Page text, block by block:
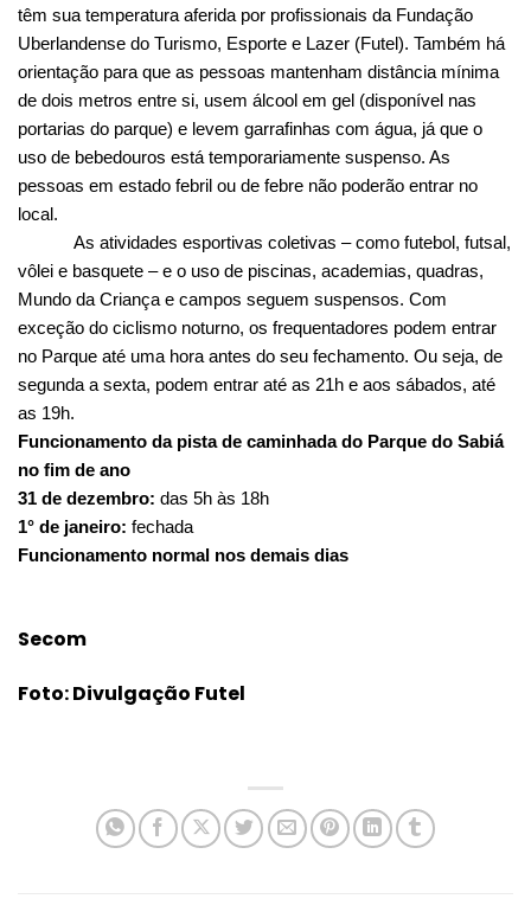
têm sua temperatura aferida por profissionais da Fundação
Uberlandense do Turismo, Esporte e Lazer (Futel). Também há
orientação para que as pessoas mantenham distância mínima
de dois metros entre si, usem álcool em gel (disponível nas
portarias do parque) e levem garrafinhas com água, já que o
uso de bebedouros está temporariamente suspenso. As
pessoas em estado febril ou de febre não poderão entrar no
local.
As atividades esportivas coletivas – como futebol, futsal,
vôlei e basquete – e o uso de piscinas, academias, quadras,
Mundo da Criança e campos seguem suspensos. Com
exceção do ciclismo noturno, os frequentadores podem entrar
no Parque até uma hora antes do seu fechamento. Ou seja, de
segunda a sexta, podem entrar até as 21h e aos sábados, até
as 19h.
Funcionamento da pista de caminhada do Parque do Sabiá
no fim de ano
31 de dezembro: das 5h às 18h
1° de janeiro: fechada
Funcionamento normal nos demais dias
Secom
Foto: Divulgação Futel